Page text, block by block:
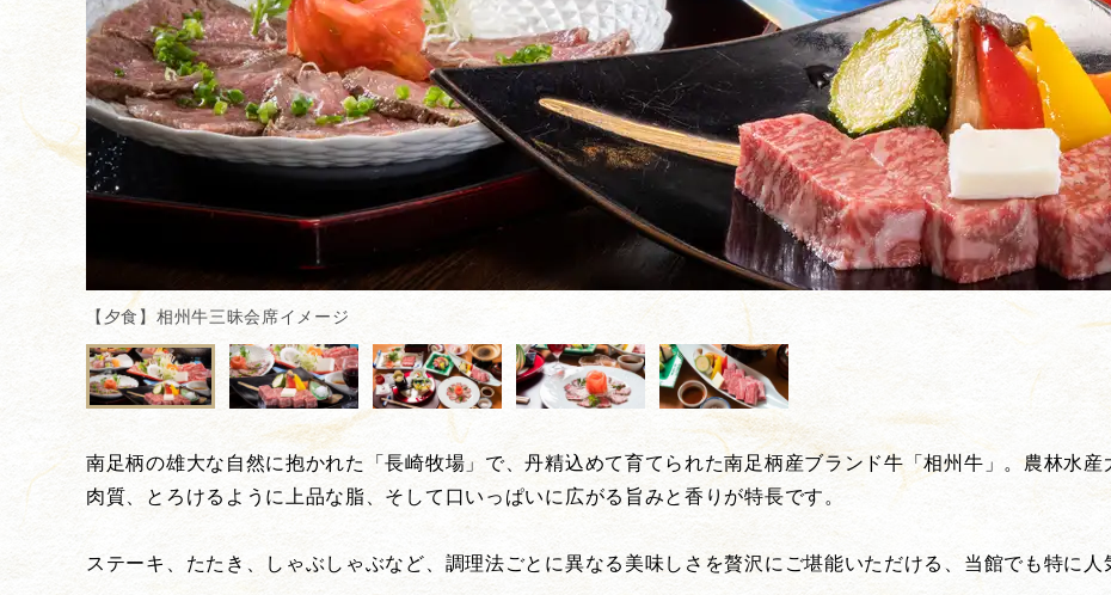
【夕食】相州牛三昧会席イメージ
南足柄の雄大な自然に抱かれた「長崎牧場」で、丹精込めて育てられた南足柄産ブランド牛「相州牛」。農林水
肉質、とろけるように上品な脂、そして口いっぱいに広がる旨みと香りが特長です。
ステーキ、たたき、しゃぶしゃぶなど、調理法ごとに異なる美味しさを贅沢にご堪能いただける、当館でも特に人